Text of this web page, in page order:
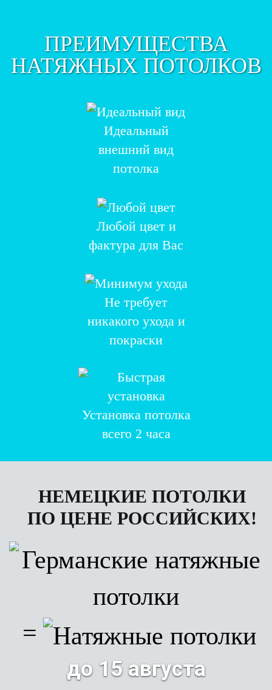
ПРЕИМУЩЕСТВА
НАТЯЖНЫХ ПОТОЛКОВ
Идеальный
внешний вид
потолка
Любой цвет и
фактура для Вас
Не требует
никакого ухода и
покраски
Установка потолка
всего 2 часа
НЕМЕЦКИЕ ПОТОЛКИ
ПО ЦЕНЕ РОССИЙСКИХ!
=
до 15 августа